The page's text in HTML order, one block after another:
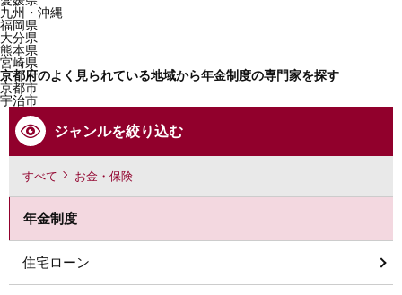
九州・沖縄
福岡県
大分県
熊本県
宮崎県
京都府のよく見られている地域から年金制度の専門家を探す
京都市
宇治市
ジャンルを絞り込む
すべて お金・保険
年金制度
住宅ローン